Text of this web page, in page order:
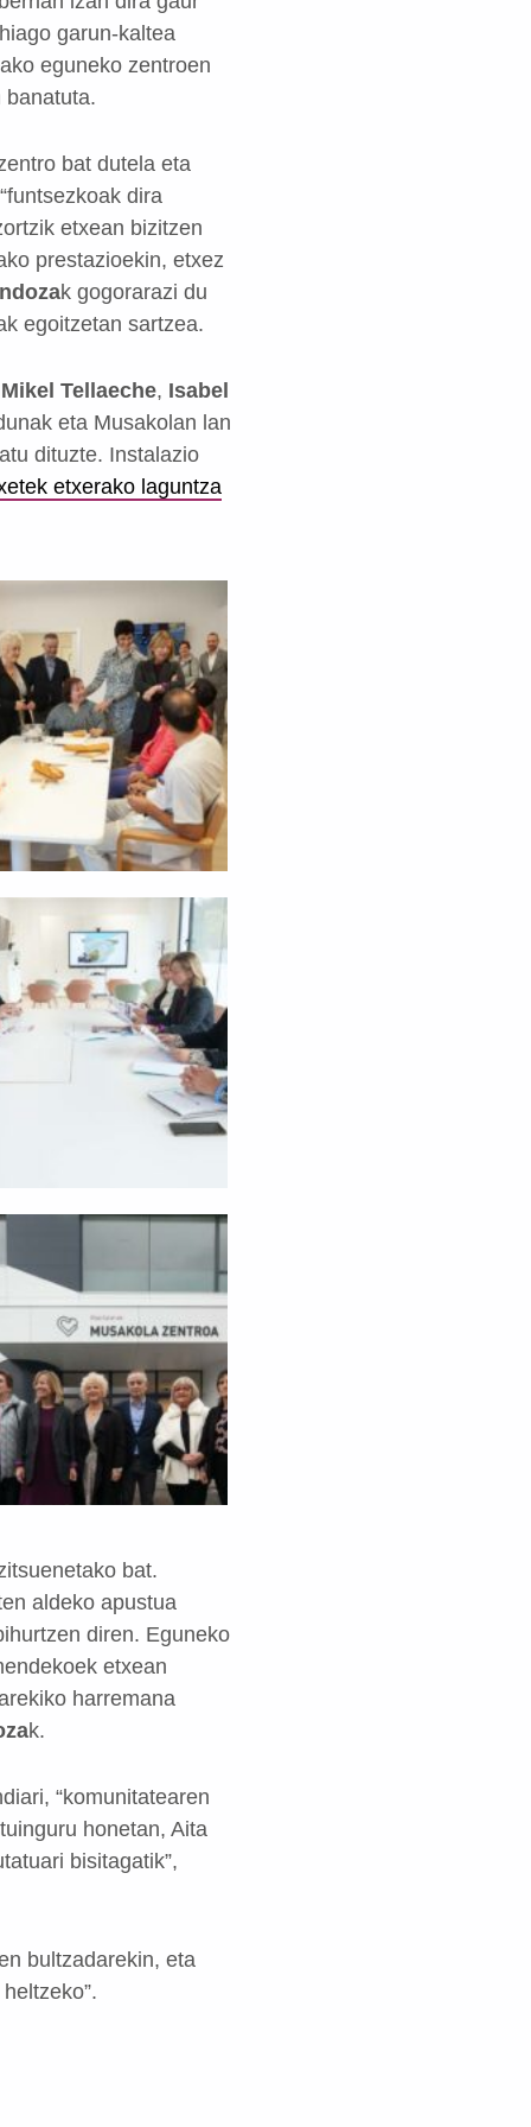
garun-kaltea
eguneko zentroen
banatuta.
bat dutela eta
dira
etxean bizitzen
prestazioekin, etxez
k gogorarazi du
egoitzetan sartzea.
Mikel Tellaeche, Isabel
eta Musakolan lan
dituzte. Instalazio
etxerako laguntza
bat.
aldeko apustua
diren. Eguneko
etxean
harremana
k.
“komunitatearen
honetan, Aita
bisitagatik”,
bultzadarekin, eta